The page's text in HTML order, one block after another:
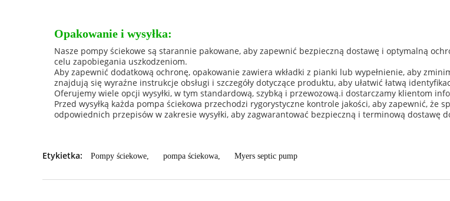
Opakowanie i wysyłka:
Nasze pompy ściekowe są starannie pakowane, aby zapewnić bezpieczną dostawę i optymalną
celu zapobiegania uszkodzeniom.
Aby zapewnić dodatkową ochronę, opakowanie zawiera wkładki z pianki lub wypełnienie, aby
znajdują się wyraźne instrukcje obsługi i szczegóły dotyczące produktu, aby ułatwić łatwą
Oferujemy wiele opcji wysyłki, w tym standardową, szybką i przewozową.i dostarczamy klientom
Przed wysyłką każda pompa ściekowa przechodzi rygorystyczne kontrole jakości, aby zapewnić, że
odpowiednich przepisów w zakresie wysyłki, aby zagwarantować bezpieczną i terminową dostawę
Etykietka: Pompy ściekowe, pompa ściekowa, Myers septic pump